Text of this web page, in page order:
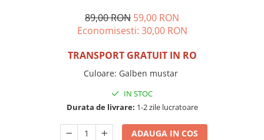
89,00 RON 59,00 RON
Economisesti: 30,00 RON
TRANSPORT GRATUIT IN RO
Culoare: Galben mustar
IN STOC
Durata de livrare: 1-2 zile lucratoare
ADAUGA IN COS